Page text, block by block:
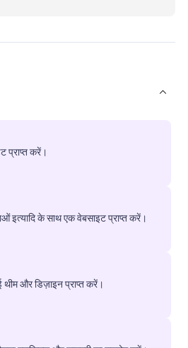
प्राप्त करें।
इत्यादि के साथ एक वेबसाइट प्राप्त करें।
और डिज़ाइन प्राप्त करें।